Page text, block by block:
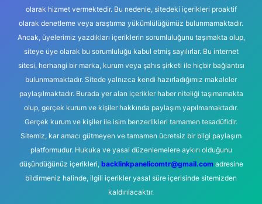
olarak hizmet vermektedir. Bu nedenle, sitedeki içerikleri proaktif
olarak denetleme veya araştırma yükümlülüğümüz bulunmamaktadır.
Ancak, üyelerimiz yazdıkları içeriklerin sorumluluğunu taşımakta olup,
siteye üye olarak bu sorumluluğu kabul etmiş sayılırlar. Bu internet
sitesi, herhangi bir marka, kurum veya şahıs şirketi ile hiçbir bağlantısı
bulunmamaktadır. Sitede yalnızca kendi hazırladığımız makaleler
paylaşılmaktadır. Burada yer alan içerikler haber niteliği taşımamakta
olup, gerçek kurum ve kişiler hakkında paylaşım yapılmamaktadır.
Gerçek kurum ve kişiler ile isim benzerlikleri tamamen tesadüfidir.
Sitemiz, kar amacı gütmeyen ve tamamen ücretsiz bir bilgi paylaşım
platformudur. Hukuka ve yasal düzenlemelere aykırı olduğunu
düşündüğünüz içerikleri, backlinkpanelicomtr@gmail.comadresine
bildirmeniz halinde, ilgili içerikler yasal süre içerisinde sitemizden
kaldırılacaktır.